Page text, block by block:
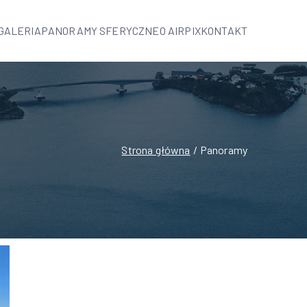
PANORAMY SFERYCZNEO AIRPIXKONTAKT
Strona główna Panoramy